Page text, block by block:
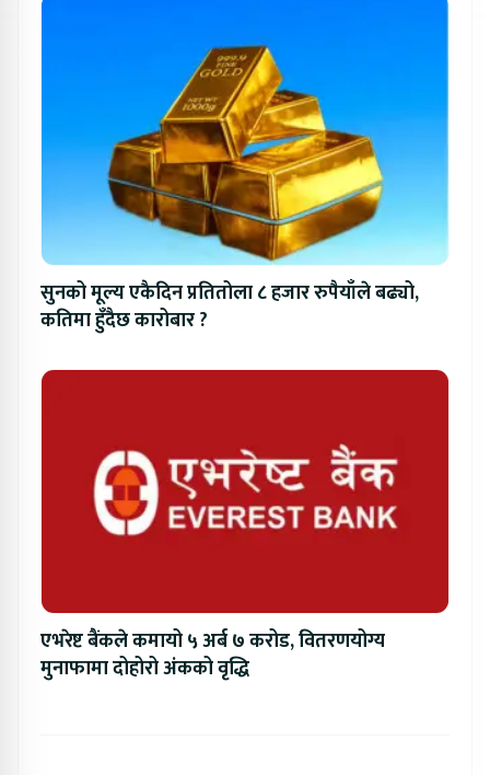
सुनको मूल्य एकैदिन प्रतितोला ८ हजार रुपैयाँले बढ्यो,
कतिमा हुँदैछ कारोबार ?
एभरेष्ट बैंकले कमायो ५ अर्ब ७ करोड, वितरणयोग्य
मुनाफामा दोहोरो अंकको वृद्धि